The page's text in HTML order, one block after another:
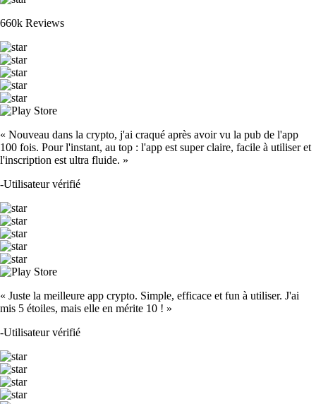
660k Reviews
« Nouveau dans la crypto, j'ai craqué après avoir vu la pub de l'app
100 fois. Pour l'instant, au top : l'app est super claire, facile à utiliser et
l'inscription est ultra fluide. »
-Utilisateur vérifié
« Juste la meilleure app crypto. Simple, efficace et fun à utiliser. J'ai
mis 5 étoiles, mais elle en mérite 10 ! »
-Utilisateur vérifié